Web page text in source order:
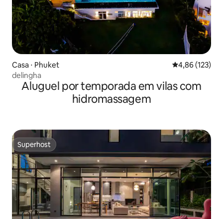
Casa ⋅ Phuket 4,86 de uma
4,86 (123)
delingha
Aluguel por temporada em vilas com
hidromassagem
Superhost
Superhost